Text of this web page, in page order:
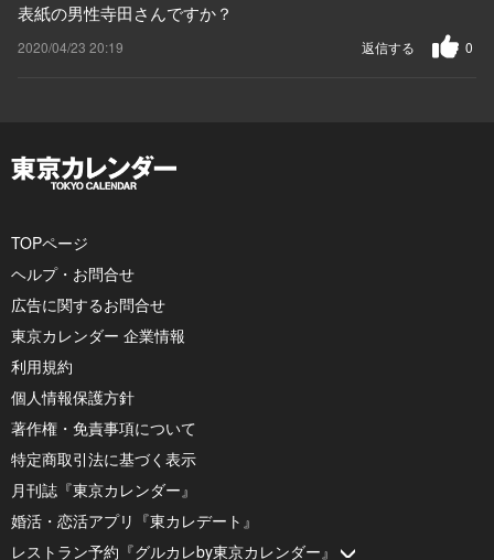
表紙の男性寺田さんですか？
2020/04/23 20:19 0
返信する
TOPページ
ヘルプ・お問合せ
広告に関するお問合せ
東京カレンダー 企業情報
利用規約
個人情報保護方針
著作権・免責事項について
特定商取引法に基づく表示
月刊誌『東京カレンダー』
婚活・恋活アプリ『東カレデート』
レストラン予約『グルカレby東京カレンダー』